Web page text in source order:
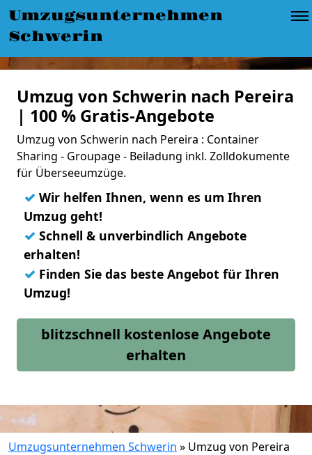
Umzugsunternehmen
Schwerin
Umzug von Schwerin nach Pereira
| 100 % Gratis-Angebote
Umzug von Schwerin nach Pereira : Container
Sharing - Groupage - Beiladung inkl. Zolldokumente
für Überseeumzüge.
✓ Wir helfen Ihnen, wenn es um Ihren
Umzug geht!
✓ Schnell & unverbindlich Angebote
erhalten!
✓ Finden Sie das beste Angebot für Ihren
Umzug!
blitzschnell kostenlose Angebote
erhalten
Umzugsunternehmen Schwerin » Umzug von Pereira